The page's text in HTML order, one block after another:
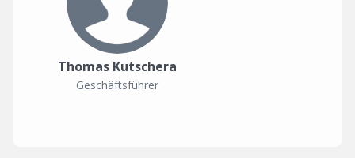
Thomas Kutschera
Geschäftsführer